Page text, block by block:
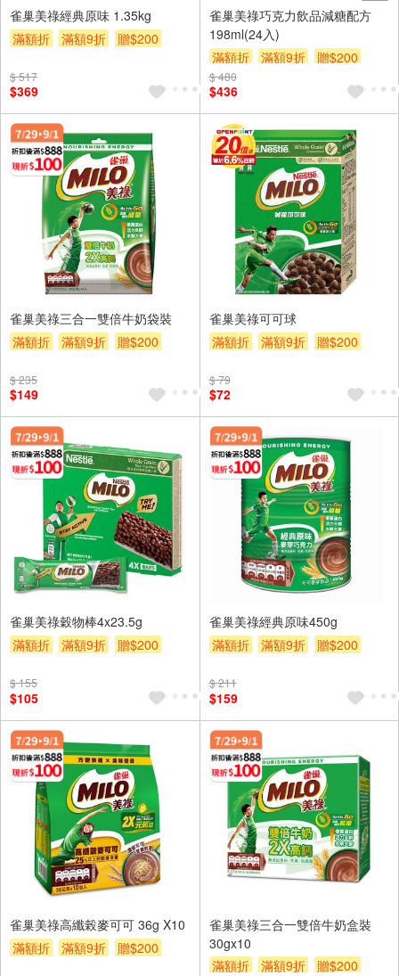
雀巢美祿經典原味 1.35kg
滿額折
滿額9折 贈$200
$ 517
$369
雀巢美祿巧克力飲品減糖配方
198ml(24入)
滿額折
滿額9折 贈$200
$ 480
$436
雀巢美祿三合一雙倍牛奶袋裝
滿額折
滿額9折 贈$200
$ 235
$149
雀巢美祿可可球
滿額折
滿額9折 贈$200
$ 79
$72
雀巢美祿穀物棒4x23.5g
滿額折
滿額9折 贈$200
$ 155
$105
雀巢美祿經典原味450g
滿額折
滿額9折 贈$200
$ 211
$159
雀巢美祿高纖榖麥可可 36g X10
滿額折
滿額9折 贈$200
雀巢美祿三合一雙倍牛奶盒裝
30gx10
滿額折
滿額9折 贈$200